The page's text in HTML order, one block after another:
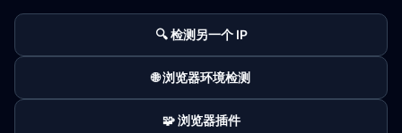
🔍 检测另一个 IP
🌐 浏览器环境检测
🧩 浏览器插件